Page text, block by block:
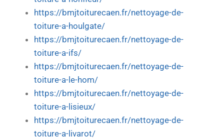
https://bmjtoiturecaen.fr/nettoyage-de-
toiture-a-houlgate/
https://bmjtoiturecaen.fr/nettoyage-de-
toiture-a-ifs/
https://bmjtoiturecaen.fr/nettoyage-de-
toiture-a-le-hom/
https://bmjtoiturecaen.fr/nettoyage-de-
toiture-a-lisieux/
https://bmjtoiturecaen.fr/nettoyage-de-
toiture-a-livarot/